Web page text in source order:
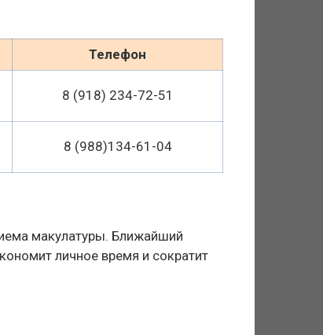
Телефон
8 (918) 234-72-51
8 (988)134-61-04
макулатуры. Ближайший
личное время и сократит